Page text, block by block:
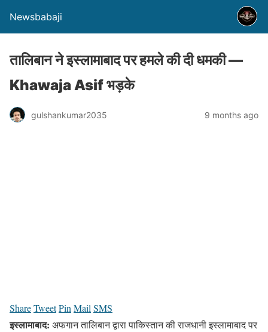
Newsbabaji
तालिबान ने इस्लामाबाद पर हमले की दी धमकी —
Khawaja Asif भड़के
gulshankumar2035 9 months ago
ShareTweetPin Mail SMS
इस्लामाबाद: अफगान तालिबान द्वारा पाकिस्तान की राजधानी इस्लामाबाद पर